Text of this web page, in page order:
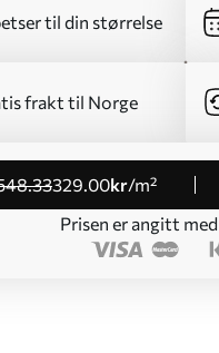
til din størrelse
frakt til Norge
.33329.00kr/m²
Prisen er angitt med